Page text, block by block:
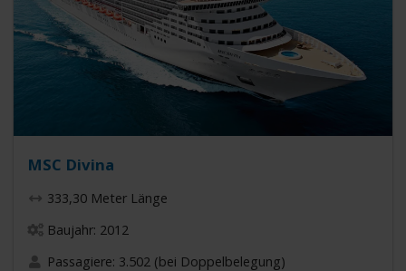
MSC Divina
333,30 Meter Länge
Baujahr: 2012
Passagiere: 3.502 (bei Doppelbelegung)